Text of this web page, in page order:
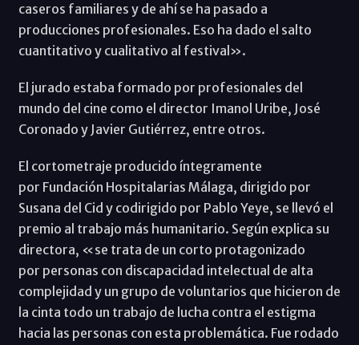
caseros familiares y de ahí se ha pasado a
producciones profesionales. Eso ha dado el salto
cuantitativo y cualitativo al festival».
El jurado estaba formado por profesionales del
mundo del cine como el director Imanol Uribe, José
Coronado y Javier Gutiérrez, entre otros.
El cortometraje producido íntegramente
por Fundación Hospitalarias Málaga, dirigido por
Susana del Cid y codirigido por Pablo Yeye, se llevó el
premio al trabajo más humanitario. Según explica su
directora, «se trata de un corto protagonizado
por personas con discapacidad intelectual de alta
complejidad y un grupo de voluntarios que hicieron de
la cinta todo un trabajo de lucha contra el estigma
hacia las personas con esta problemática. Fue rodado